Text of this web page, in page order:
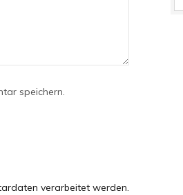
speichern.
verarbeitet werden.